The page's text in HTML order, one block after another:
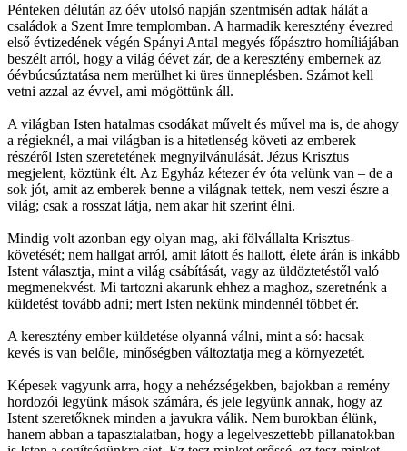
Pénteken délután az óév utolsó napján szentmisén adtak hálát a
családok a Szent Imre templomban. A harmadik keresztény évezred
első évtizedének végén Spányi Antal megyés főpásztro homíliájában
beszélt arról, hogy a világ óévet zár, de a keresztény embernek az
óévbúcsúztatása nem merülhet ki üres ünneplésben. Számot kell
vetni azzal az évvel, ami mögöttünk áll.
A világban Isten hatalmas csodákat művelt és művel ma is, de ahogy
a régieknél, a mai világban is a hitetlenség követi az emberek
részéről Isten szeretetének megnyilvánulását. Jézus Krisztus
megjelent, köztünk élt. Az Egyház kétezer év óta velünk van – de a
sok jót, amit az emberek benne a világnak tettek, nem veszi észre a
világ; csak a rosszat látja, nem akar hit szerint élni.
Mindig volt azonban egy olyan mag, aki fölvállalta Krisztus-
követését; nem hallgat arról, amit látott és hallott, élete árán is inkább
Istent választja, mint a világ csábítását, vagy az üldöztetéstől való
megmenekvést. Mi tartozni akarunk ehhez a maghoz, szeretnénk a
küldetést tovább adni; mert Isten nekünk mindennél többet ér.
A keresztény ember küldetése olyanná válni, mint a só: hacsak
kevés is van belőle, minőségben változtatja meg a környezetét.
Képesek vagyunk arra, hogy a nehézségekben, bajokban a remény
hordozói legyünk mások számára, és jele legyünk annak, hogy az
Istent szeretőknek minden a javukra válik. Nem burokban élünk,
hanem abban a tapasztalatban, hogy a legelveszettebb pillanatokban